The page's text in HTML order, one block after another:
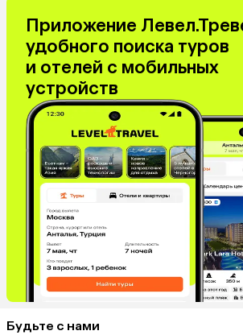
Приложение
удобного поиска туров
и отелей с мобильных
устройств
Будьте с нами